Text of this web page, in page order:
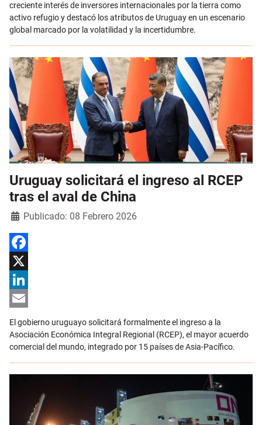
creciente interés de inversores internacionales por la tierra como
activo refugio y destacó los atributos de Uruguay en un escenario
global marcado por la volatilidad y la incertidumbre.
Uruguay solicitará el ingreso al RCEP
tras el aval de China
DetallesPublicado: 08 Febrero 2026
Facebook
X
LinkedIn
Email
El gobierno uruguayo solicitará formalmente el ingreso a la
Asociación Económica Integral Regional (RCEP), el mayor acuerdo
comercial del mundo, integrado por 15 países de Asia-Pacífico.